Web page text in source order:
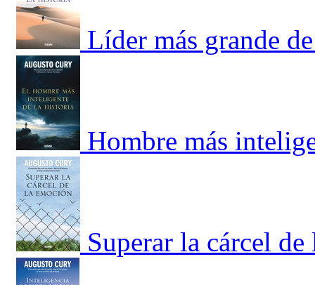
Líder más grande
Hombre más
Superar la cárcel